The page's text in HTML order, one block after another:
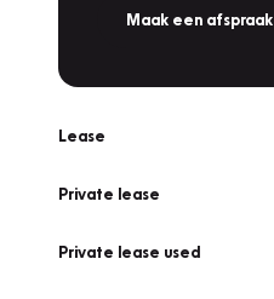
Maak een afspraak
Lease
Private lease
Private lease used